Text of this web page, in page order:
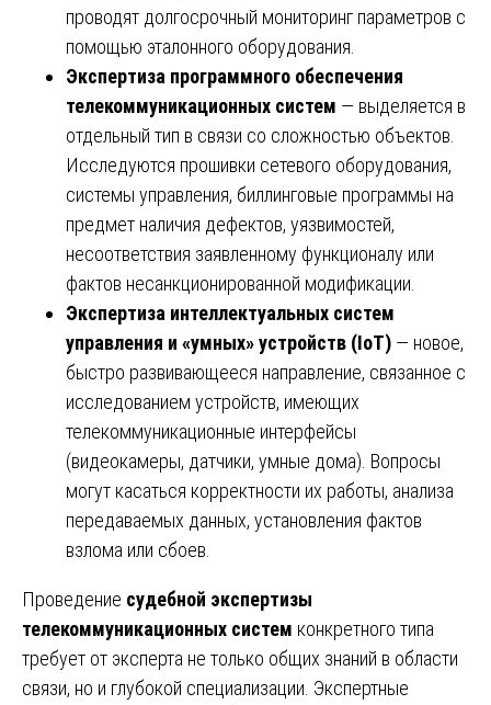
проводят долгосрочный мониторинг параметров с
помощью эталонного оборудования.
Экспертиза программного обеспечения
телекоммуникационных систем — выделяется в
отдельный тип в связи со сложностью объектов.
Исследуются прошивки сетевого оборудования,
системы управления, биллинговые программы на
предмет наличия дефектов, уязвимостей,
несоответствия заявленному функционалу или
фактов несанкционированной модификации.
Экспертиза интеллектуальных систем
управления и «умных» устройств (IoT) — новое,
быстро развивающееся направление, связанное с
исследованием устройств, имеющих
телекоммуникационные интерфейсы
(видеокамеры, датчики, умные дома). Вопросы
могут касаться корректности их работы, анализа
передаваемых данных, установления фактов
взлома или сбоев.
Проведение судебной экспертизы
телекоммуникационных систем конкретного типа
требует от эксперта не только общих знаний в области
связи, но и глубокой специализации. Экспертные